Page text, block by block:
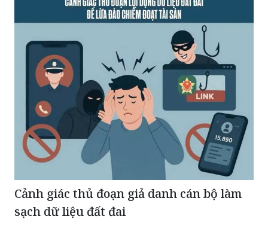
Cảnh giác thủ đoạn giả danh cán bộ làm
sạch dữ liệu đất đai